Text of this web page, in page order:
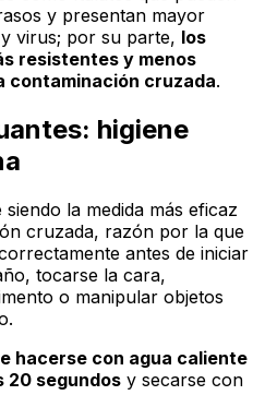
y presentan mayor
virus; por su parte, los
resistentes y menos
contaminación cruzada.
higiene
la medida más eficaz
cruzada, razón por la que
antes de iniciar
tocarse la cara,
o manipular objetos
hacerse con agua caliente
20 segundos y secarse con